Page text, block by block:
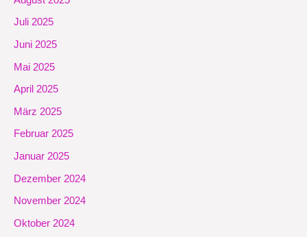
Juli 2025
Juni 2025
Mai 2025
April 2025
März 2025
Februar 2025
Januar 2025
Dezember 2024
November 2024
Oktober 2024